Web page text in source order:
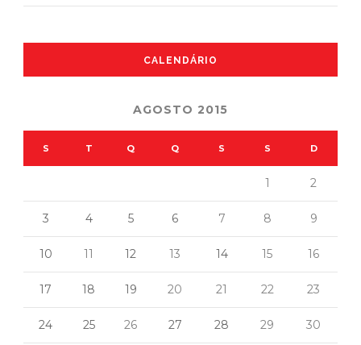
CALENDÁRIO
AGOSTO 2015
S T Q Q S S D
1 2
3 4 5 6 7 8 9
10 11 12 13 14 15 16
17 18 19 20 21 22 23
24 25 26 27 28 29 30